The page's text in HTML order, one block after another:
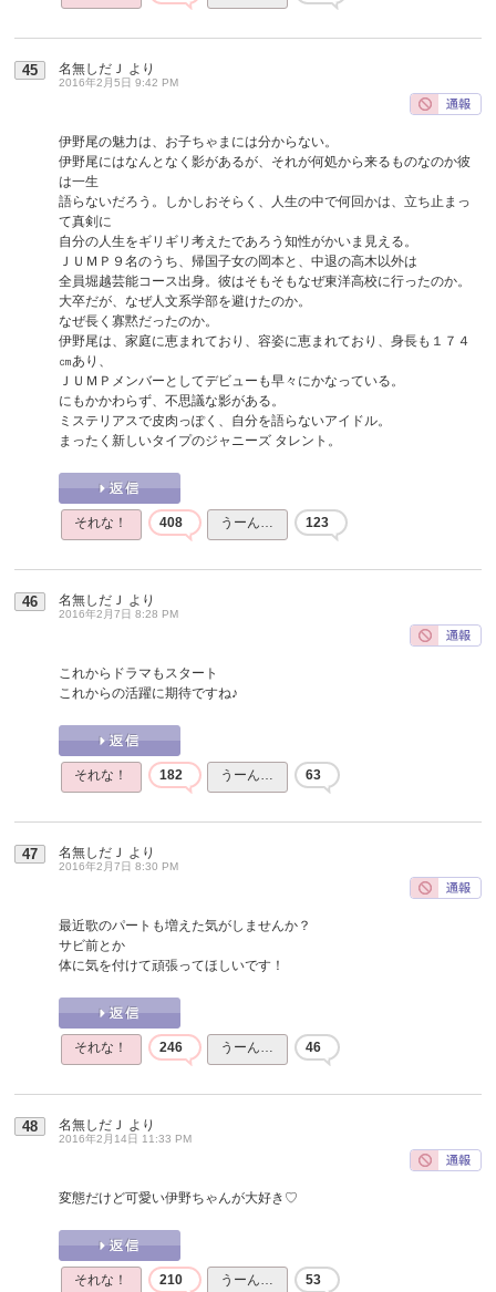
45 名無しだＪ より
2016年2月5日 9:42 PM
伊野尾の魅力は、お子ちゃまには分からない。
伊野尾にはなんとなく影があるが、それが何処から来るものなのか彼
は一生
語らないだろう。しかしおそらく、人生の中で何回かは、立ち止まっ
て真剣に
自分の人生をギリギリ考えたであろう知性がかいま見える。
ＪＵＭＰ９名のうち、帰国子女の岡本と、中退の高木以外は
全員堀越芸能コース出身。彼はそもそもなぜ東洋高校に行ったのか。
大卒だが、なぜ人文系学部を避けたのか。
なぜ長く寡黙だったのか。
伊野尾は、家庭に恵まれており、容姿に恵まれており、身長も１７４
㎝あり、
ＪＵＭＰメンバーとしてデビューも早々にかなっている。
にもかかわらず、不思議な影がある。
ミステリアスで皮肉っぽく、自分を語らないアイドル。
まったく新しいタイプのジャニーズ タレント。
それな！ 408 うーん… 123
46 名無しだＪ より
2016年2月7日 8:28 PM
これからドラマもスタート
これからの活躍に期待ですね♪
それな！ 182 うーん… 63
47 名無しだＪ より
2016年2月7日 8:30 PM
最近歌のパートも増えた気がしませんか？
サビ前とか
体に気を付けて頑張ってほしいです！
それな！ 246 うーん… 46
48 名無しだＪ より
2016年2月14日 11:33 PM
変態だけど可愛い伊野ちゃんが大好き♡
それな！ 210 うーん… 53